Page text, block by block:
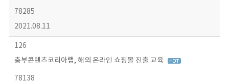
78285
2021.08.11
126
충부콘텐츠코리아랩, 해외 온라인 쇼핑몰 진출 교육
78138